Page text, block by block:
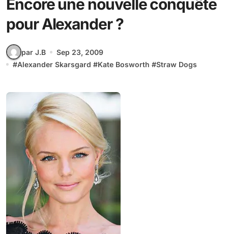
Encore une nouvelle conquête
pour Alexander ?
par J.B
Sep 23, 2009
#Alexander Skarsgard #Kate Bosworth #Straw Dogs